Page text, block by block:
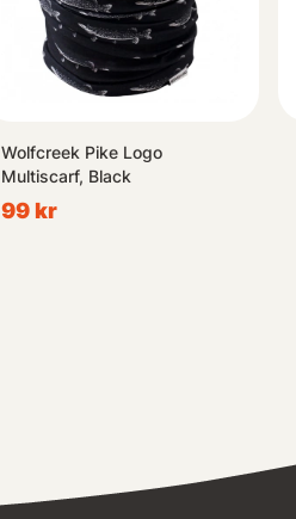
Wolfcreek Pike Logo
Multiscarf, Black
99 kr